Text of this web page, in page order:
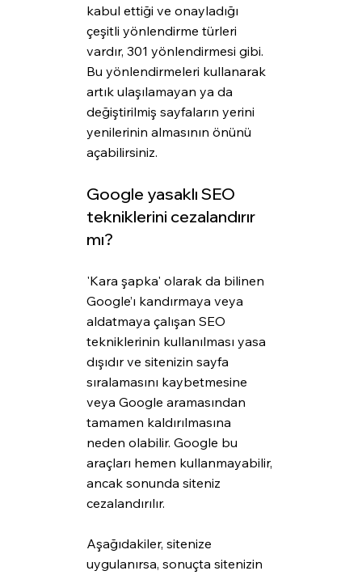
kabul ettiği ve onayladığı
çeşitli yönlendirme türleri
vardır, 301 yönlendirmesi gibi.
Bu yönlendirmeleri kullanarak
artık ulaşılamayan ya da
değiştirilmiş sayfaların yerini
yenilerinin almasının önünü
açabilirsiniz.
Google yasaklı SEO
tekniklerini cezalandırır
mı?
'Kara şapka' olarak da bilinen
Google’ı kandırmaya veya
aldatmaya çalışan SEO
tekniklerinin kullanılması yasa
dışıdır ve sitenizin sayfa
sıralamasını kaybetmesine
veya Google aramasından
tamamen kaldırılmasına
neden olabilir. Google bu
araçları hemen kullanmayabilir,
ancak sonunda siteniz
cezalandırılır.
Aşağıdakiler, sitenize
uygulanırsa, sonuçta sitenizin